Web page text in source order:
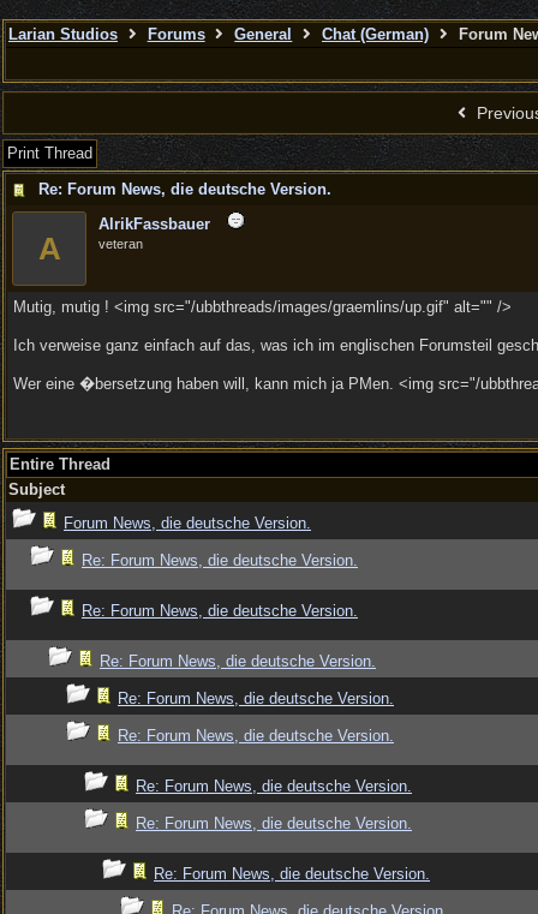
Larian Studios Forums General Chat (German) Forum
Print Thread
Re: Forum News, die deutsche Version.
A
AlrikFassbauer
veteran
Mutig, mutig ! <img src="/ubbthreads/images/graemlins/up.gif" alt="" />
Ich verweise ganz einfach auf das, was ich im englischen Forumsteil
Wer eine �bersetzung haben will, kann mich ja PMen. <img src="/
Entire Thread
Subject
Forum News, die deutsche Version.
Re: Forum News, die deutsche Version.
Re: Forum News, die deutsche Version.
Re: Forum News, die deutsche Version.
Re: Forum News, die deutsche Version.
Re: Forum News, die deutsche Version.
Re: Forum News, die deutsche Version.
Re: Forum News, die deutsche Version.
Re: Forum News, die deutsche Version.